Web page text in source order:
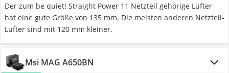
Der zum be quiet! Straight Power 11 Netzteil gehörige Lüfter
hat eine gute Größe von 135 mm. Die meisten anderen Netzteil-
Lüfter sind mit 120 mm kleiner.
Msi MAG A650BN